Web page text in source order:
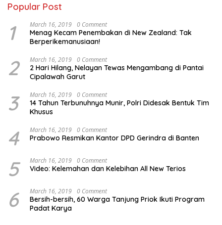
Popular Post
1 March 16, 2019 0 Comment
Menag Kecam Penembakan di New Zealand: Tak
Berperikemanusiaan!
2 March 16, 2019 0 Comment
2 Hari Hilang, Nelayan Tewas Mengambang di Pantai
Cipalawah Garut
3 March 16, 2019 0 Comment
14 Tahun Terbunuhnya Munir, Polri Didesak Bentuk Tim
Khusus
4 March 16, 2019 0 Comment
Prabowo Resmikan Kantor DPD Gerindra di Banten
5 March 16, 2019 0 Comment
Video: Kelemahan dan Kelebihan All New Terios
6 March 16, 2019 0 Comment
Bersih-bersih, 60 Warga Tanjung Priok Ikuti Program
Padat Karya